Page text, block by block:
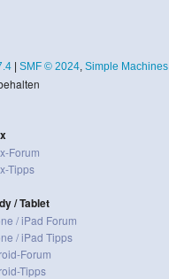
| SMF © 2024, Simple Machines
Forum
Tipps
/ Tablet
/ iPad Forum
/ iPad Tipps
Forum
Tipps